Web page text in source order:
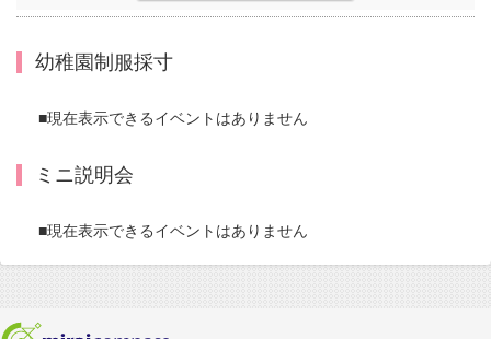
幼稚園制服採寸
■現在表示できるイベントはありません
ミニ説明会
■現在表示できるイベントはありません